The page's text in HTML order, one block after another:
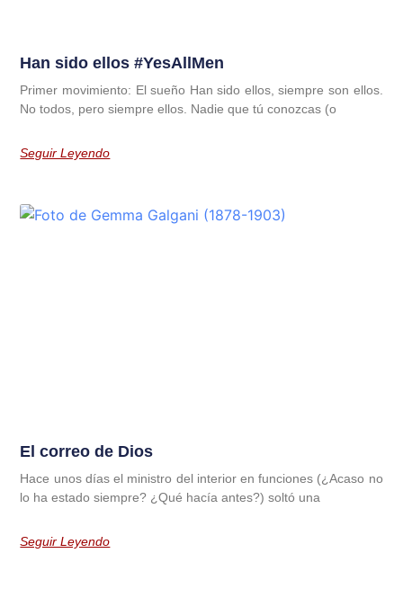
Han sido ellos #YesAllMen
Primer movimiento: El sueño Han sido ellos, siempre son ellos.
No todos, pero siempre ellos. Nadie que tú conozcas (o
Seguir Leyendo
El correo de Dios
Hace unos días el ministro del interior en funciones (¿Acaso no
lo ha estado siempre? ¿Qué hacía antes?) soltó una
Seguir Leyendo